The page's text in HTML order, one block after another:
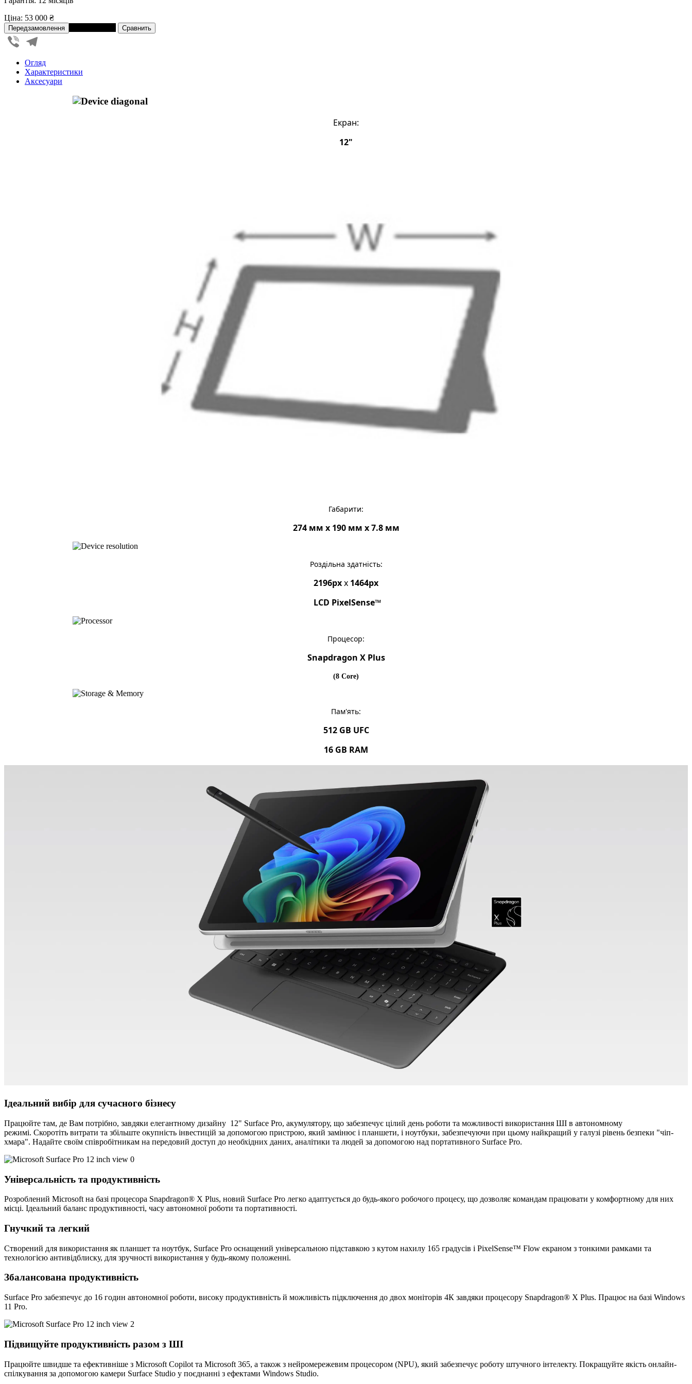
Ціна: 53 000 ₴
Viber
Огляд
Характеристики
Аксесуари
Екран:
12"
Габарити:
274 мм x 190 мм x 7.8 мм
Роздільна здатність:
2196pxx 1464px
LCD PixelSense™
Процесор:
Snapdragon X Plus
(8 Core)
Пам'ять:
512 GB UFC
16 GB RAM
Ідеальний вибір для сучасного бізнесу
Працюйте там, де Вам потрібно, завдяки елегантному дизайну 12" Surface Pro, акумулятору, що забезпечує цілий день роботи та можливості використання ШІ в автономному
режимі. Скоротіть витрати та збільште окупність інвестицій за допомогою пристрою, який замінює і планшети, і ноутбуки, забезпечуючи при цьому найкращий у галузі рівень безпеки "чіп-
хмара". Надайте своїм співробітникам на передовий доступ до необхідних даних, аналітики та людей за допомогою над портативного Surface Pro.
Універсальність та продуктивність
Розроблений Microsoft на базі процесора Snapdragon® X Plus, новий Surface Pro легко адаптується до будь-якого робочого процесу, що дозволяє командам працювати у комфортному для них
місці. Ідеальний баланс продуктивності, часу автономної роботи та портативності.
Гнучкий та легкий
Створений для використання як планшет та ноутбук, Surface Pro оснащений універсальною підставкою з кутом нахилу 165 градусів і PixelSense™ Flow екраном з тонкими рамками та
технологією антивідблиску, для зручності використання у будь-якому положенні.
Збалансована продуктивність
Surface Pro забезпечує до 16 годин автономної роботи, високу продуктивність й можливість підключення до двох моніторів 4К завдяки процесору Snapdragon® X Plus. Працює на базі Windows
11 Pro.
Підвищуйте продуктивність разом з ШІ
Працюйте швидше та ефективніше з Microsoft Copilot та Microsoft 365, а також з нейромережевим процесором (NPU), який забезпечує роботу штучного інтелекту. Покращуйте якість онлайн-
спілкування за допомогою камери Surface Studio у поєднанні з ефектами Windows Studio.